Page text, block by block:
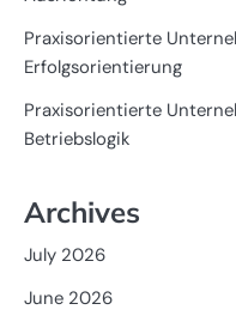
Praxisorientierte
Erfolgsorientierung
Praxisorientierte
Betriebslogik
Archives
July 2026
June 2026